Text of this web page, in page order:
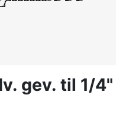
gev. til 1/4"